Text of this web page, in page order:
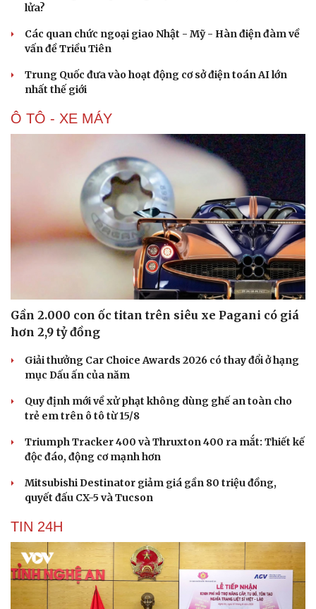
lửa?
Các quan chức ngoại giao Nhật - Mỹ - Hàn điện đàm về
vấn đề Triều Tiên
Trung Quốc đưa vào hoạt động cơ sở điện toán AI lớn
nhất thế giới
Ô TÔ - XE MÁY
Gần 2.000 con ốc titan trên siêu xe Pagani có giá
hơn 2,9 tỷ đồng
Giải thưởng Car Choice Awards 2026 có thay đổi ở hạng
mục Dấu ấn của năm
Quy định mới về xử phạt không dùng ghế an toàn cho
trẻ em trên ô tô từ 15/8
Triumph Tracker 400 và Thruxton 400 ra mắt: Thiết kế
độc đáo, động cơ mạnh hơn
Mitsubishi Destinator giảm giá gần 80 triệu đồng,
quyết đấu CX-5 và Tucson
TIN 24H